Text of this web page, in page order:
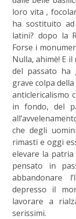
loro vita ,
ha sostituito ad
latini? dopo la
Forse i
Nulla, ahimè! E
del passato
grave colpa
anticlericalismo
in fondo, del
che degli
rimasti e oggi
elevare la patria
pensato in
abbandonare
depresso il
lavorare a
serissimi.